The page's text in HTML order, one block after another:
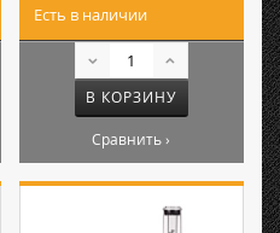
Есть в наличии
В КОРЗИНУ
Сравнить ›